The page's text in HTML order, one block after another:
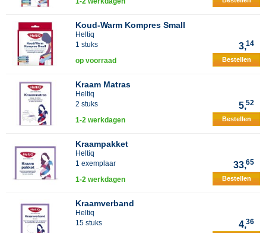
Koud-Warm Kompres Small
Heltiq
1 stuks
3,14
op voorraad Bestellen
Kraam Matras
Heltiq
2 stuks
5,52
1-2 werkdagen Bestellen
Kraampakket
Heltiq
1 exemplaar
33,65
1-2 werkdagen Bestellen
Kraamverband
Heltiq
15 stuks
4,36